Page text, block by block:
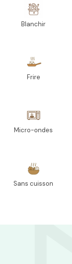
Blanchir
Frire
Micro-ondes
Sans cuisson